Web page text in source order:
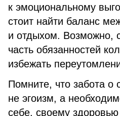
к эмоциональному
стоит найти баланс
и отдыхом. Возможно,
часть обязанностей
избежать
Помните, что забота о
не эгоизм, а
себе, своему